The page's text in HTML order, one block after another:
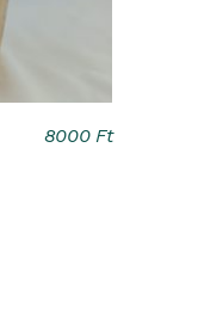
8000 Ft